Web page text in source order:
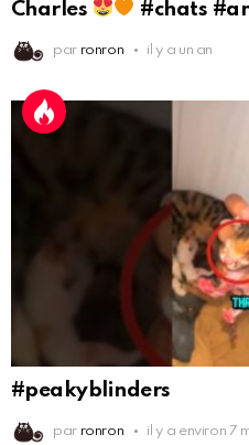
Charles #chats
par ronron il y a un an
#peakyblinders
par ronron il y a environ 7